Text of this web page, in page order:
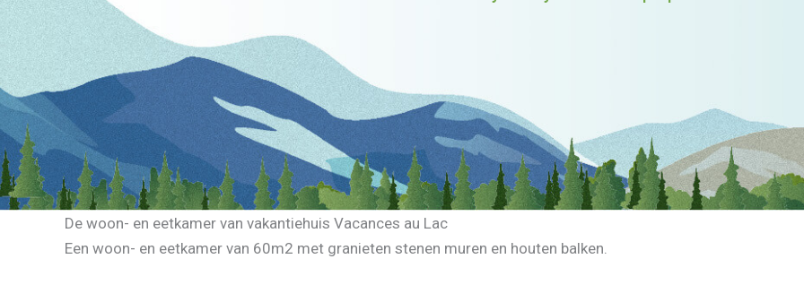
De woon- en eetkamer van vakantiehuis Vacances au Lac
Een woon- en eetkamer van 60m2 met granieten stenen muren en houten balken.